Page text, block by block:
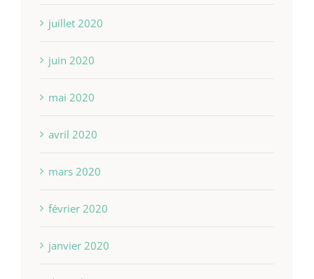
juillet 2020
juin 2020
mai 2020
avril 2020
mars 2020
février 2020
janvier 2020